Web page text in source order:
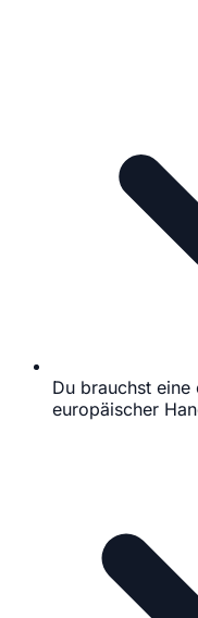
Du brauchst
europäischer